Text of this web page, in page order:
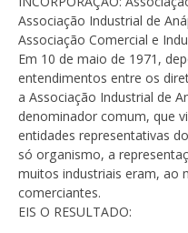
Associação Industrial de
Associação Comercial e
Em 10 de maio de 1971,
entendimentos entre os
a Associação Industrial de
denominador comum, que
entidades representativas
só organismo, a
muitos industriais eram, ao
comerciantes.
EIS O RESULTADO: